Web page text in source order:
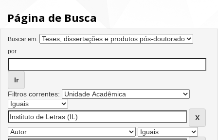
Página de Busca
Buscar em:
por
Filtros correntes: